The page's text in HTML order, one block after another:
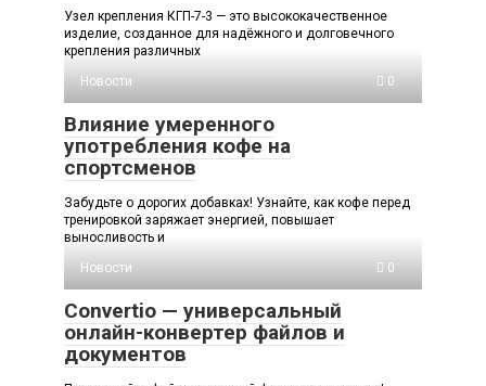
Узел крепления КГП-7-3 — это высококачественное
изделие, созданное для надёжного и долговечного
крепления различных
Новости
0
Влияние умеренного
употребления кофе на
спортсменов
Забудьте о дорогих добавках! Узнайте, как кофе перед
тренировкой заряжает энергией, повышает
выносливость и
Новости
0
Convertio — универсальный
онлайн-конвертер файлов и
документов